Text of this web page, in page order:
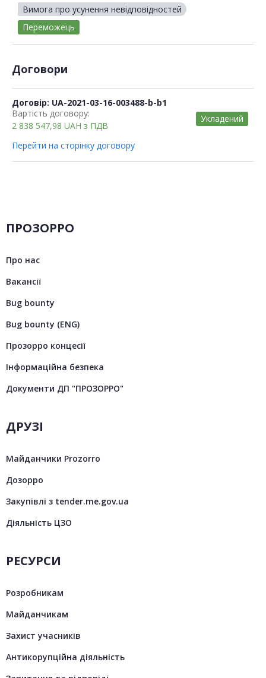
Вимога про усунення невідповідностей
Переможець
Договори
Договір: UA-2021-03-16-003488-b-b1
Вартість договору:
2 838 547,98 UAH з ПДВ
Укладений
Перейти на сторінку договору
ПРОЗОРРО
Про нас
Вакансії
Bug bounty
Bug bounty (ENG)
Прозорро концесії
Інформаційна безпека
Документи ДП "ПРОЗОРРО"
ДРУЗІ
Майданчики Prozorro
Дозорро
Закупівлі з tender.me.gov.ua
Діяльність ЦЗО
РЕСУРСИ
Розробникам
Майданчикам
Захист учасників
Антикорупційна діяльність